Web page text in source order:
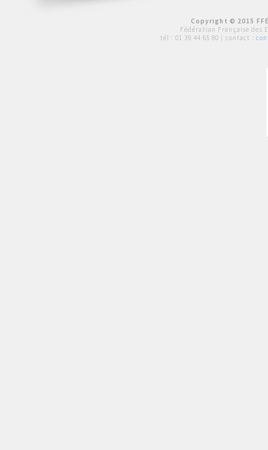
Copyright © 2015
Fédération Française des
tél : 01 39 44 65 80 | contact :